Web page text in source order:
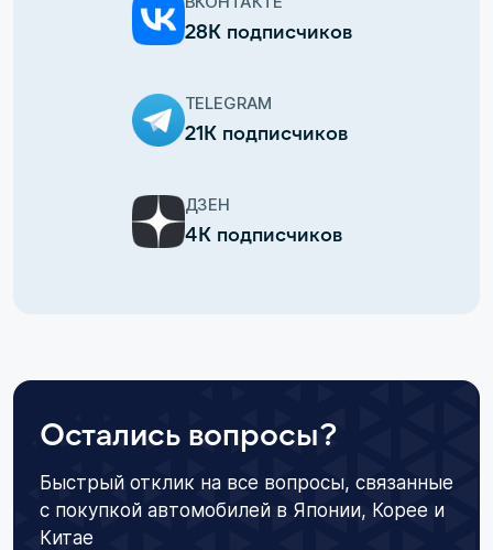
28К подписчиков
TELEGRAM
21К подписчиков
ДЗЕН
4К подписчиков
Остались вопросы?
Быстрый отклик на все вопросы, связанные
с покупкой автомобилей в Японии, Корее и
Китае